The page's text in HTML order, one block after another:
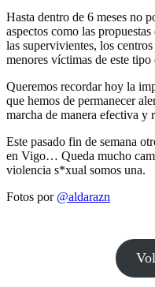
Hasta dentro de 6 meses no
aspectos como las
las supervivientes, los
menores víctimas de este tipo
Queremos recordar hoy la
que hemos de permanecer
marcha de manera efectiva y
Este pasado fin de semana
en Vigo… Queda mucho
violencia s*xual somos una.
Fotos por @aldarazn